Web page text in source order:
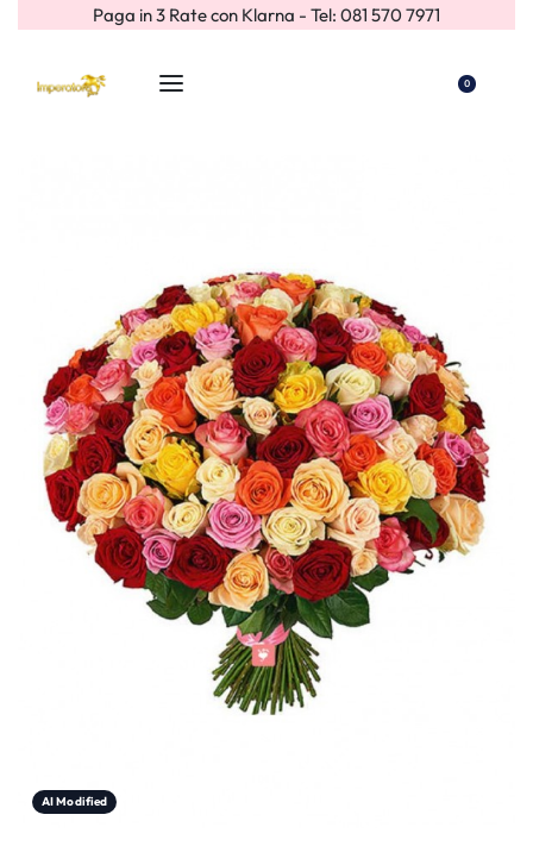
Paga in 3 Rate con Klarna - Tel: 081 570 7971
0
AI Modified